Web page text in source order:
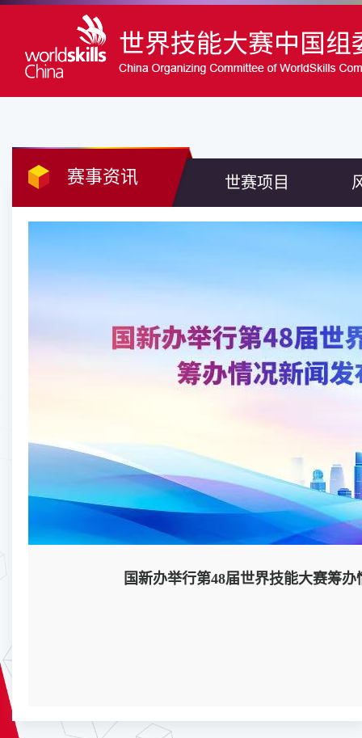
赛事资讯 世赛项目
国新办举行第48届世界技能大赛筹